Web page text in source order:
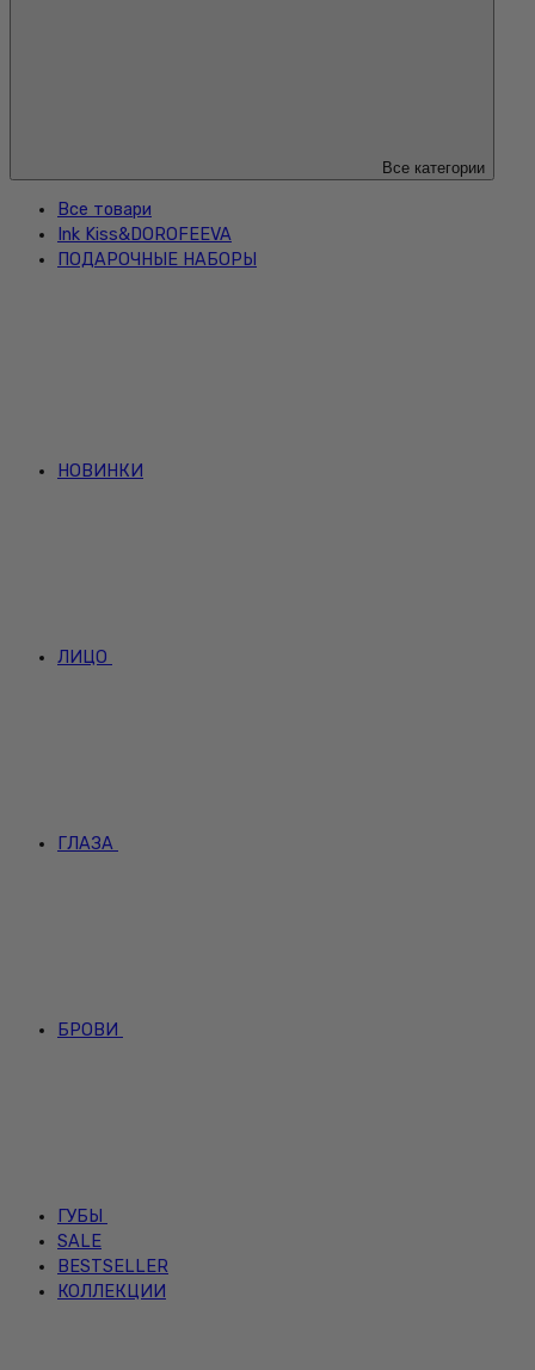
Все категории
Все товари
Ink Kiss&DOROFEEVA
ПОДАРОЧНЫЕ НАБОРЫ
НОВИНКИ
ЛИЦО
ГЛАЗА
БРОВИ
ГУБЫ
SALE
BESTSELLER
КОЛЛЕКЦИИ